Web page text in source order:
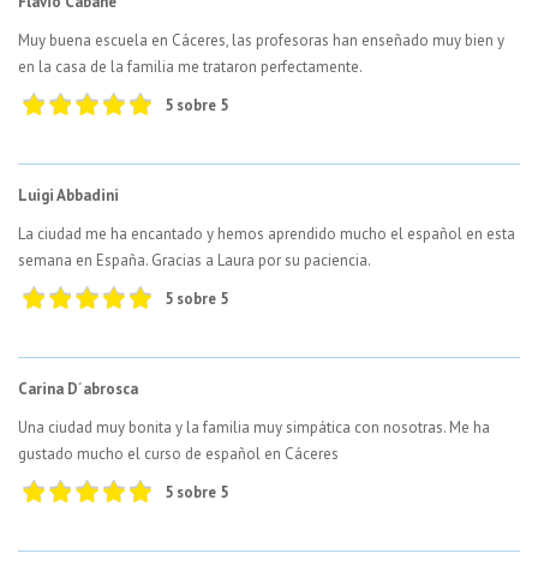
Muy buena escuela en Cáceres, las profesoras han enseñado muy bien y
en la casa de la familia me trataron perfectamente.
5 sobre 5
Luigi Abbadini
La ciudad me ha encantado y hemos aprendido mucho el español en esta
semana en España. Gracias a Laura por su paciencia.
5 sobre 5
Carina D´abrosca
Una ciudad muy bonita y la familia muy simpática con nosotras. Me ha
gustado mucho el curso de español en Cáceres
5 sobre 5